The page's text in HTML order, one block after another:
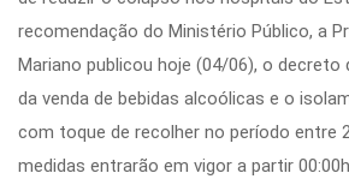
recomendação do Ministério Público, a
Mariano publicou hoje (04/06), o decreto
da venda de bebidas alcoólicas e o
com toque de recolher no período entre
medidas entrarão em vigor a partir